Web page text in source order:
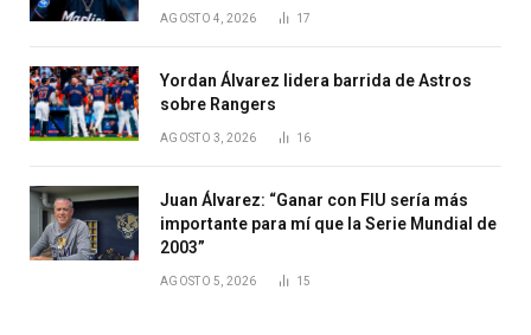
AGOSTO 4, 2026 17
Yordan Álvarez lidera barrida de Astros
sobre Rangers
AGOSTO 3, 2026 16
Juan Álvarez: “Ganar con FIU sería más
importante para mí que la Serie Mundial de
2003”
AGOSTO 5, 2026 15